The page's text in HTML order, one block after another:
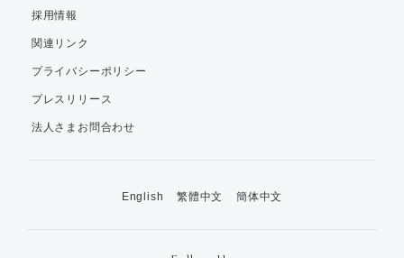
採用情報
関連リンク
プライバシーポリシー
プレスリリース
法人さまお問合わせ
English 繁體中文 簡体中文